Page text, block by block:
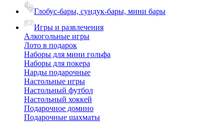
Глобус-бары, сундук-бары, мини бары
Игры и развлечения
Алкогольные игры
Лото в подарок
Наборы для мини гольфа
Наборы для покера
Нарды подарочные
Настольные игры
Настольный футбол
Настольный хоккей
Подарочное домино
Подарочные шахматы